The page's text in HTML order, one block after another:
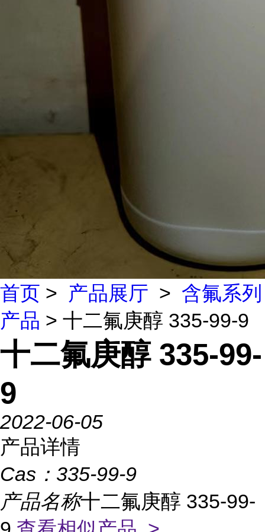
首页 > 产品展厅 > 含氟系列
产品 > 十二氟庚醇 335-99-9
十二氟庚醇 335-99-
9
2022-06-05
产品详情
Cas： 335-99-9
产品名称十二氟庚醇 335-99-